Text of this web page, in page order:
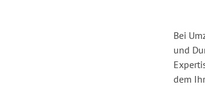
Bei
und
dem